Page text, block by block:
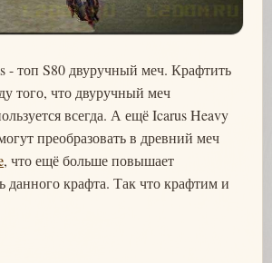
- топ S80 двуручный меч. Крафтить
того, что двуручный меч
всегда. А ещё Icarus Heavy
преобразовать в древний меч
, что ещё больше повышает
данного крафта. Так что крафтим и